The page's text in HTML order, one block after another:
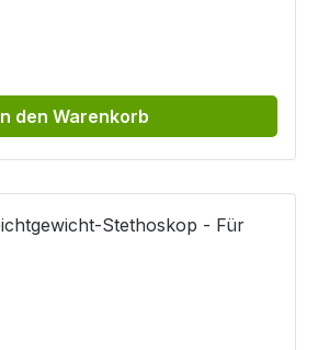
den Warenkorb